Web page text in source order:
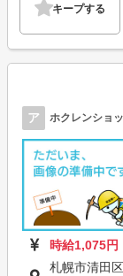
キープする
ア ホクレンショ
時給1,075円
札幌市清田